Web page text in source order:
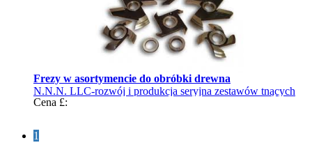
Frezy w asortymencie do obróbki drewna
N.N.N. LLC-rozwój i produkcja seryjna zestawów tnących
Cena £:
1